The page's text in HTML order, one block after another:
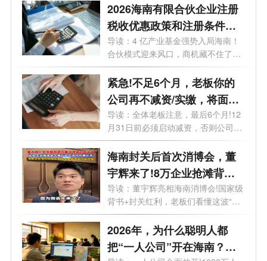
2026海南有限合伙企业注册
税收优惠政策和注册条件有
哪些？一文了解
导读：4 亿产业基金强势入局海南！
合伙模式迎来风口，商机藏不住了。
最近...
紧急!不足6个月，老板你的
公司再不减资/实缴，将面临
标注+罚款!
导读：全体老板注意，最后6个月!12
月31日前必须启动减资，否则公司将
被特别...
海南封关后首次消博会，董
宇辉来了!8万企业抢滩背后
的超级红利，你还在等什
么？
导读：董宇辉亮相海南消博会!国家级
背书+封关红利，老板们看懂这波“财
富...
2026年，为什么聪明人都
把“一人公司”开在海南？答